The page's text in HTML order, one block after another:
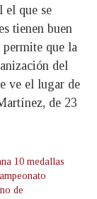
el que se
tienen buen
permite que la
del
ve el lugar de
de 23
10 medallas
de